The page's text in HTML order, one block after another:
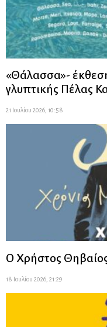
«Θάλασσα»-
γλυπτικής Πέλας
21 Ιουλίου 2026, 10:58
Ο Χρήστος
18 Ιουλίου 2026, 21:29